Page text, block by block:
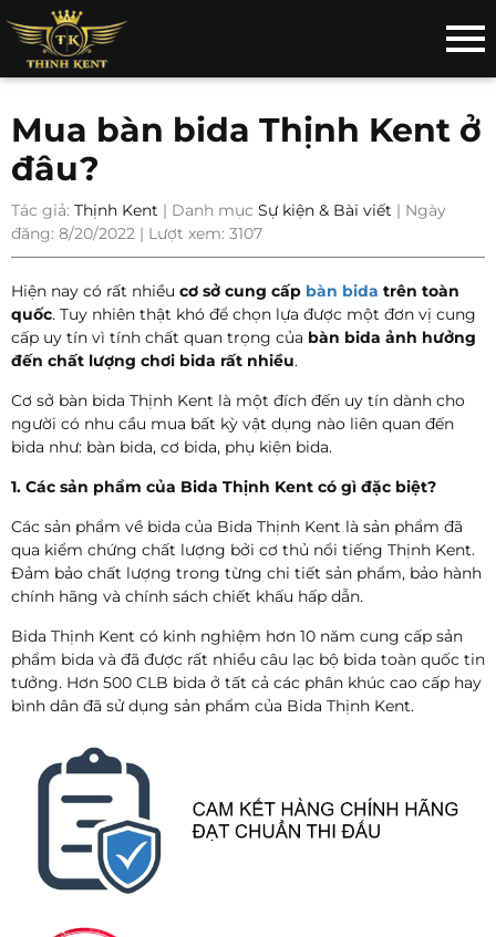
Mua bàn bida Thịnh Kent ở
đâu?
Tác giả: Thịnh Kent | Danh mục Sự kiện & Bài viết | Ngày
đăng: 8/20/2022 | Lượt xem: 3107
Hiện nay có rất nhiều cơ sở cung cấp bàn bida trên toàn
quốc. Tuy nhiên thật khó để chọn lựa được một đơn vị cung
cấp uy tín vì tính chất quan trọng của bàn bida ảnh hưởng
đến chất lượng chơi bida rất nhiều.
Cơ sở bàn bida Thịnh Kent là một đích đến uy tín dành cho
người có nhu cầu mua bất kỳ vật dụng nào liên quan đến
bida như: bàn bida, cơ bida, phụ kiện bida.
1. Các sản phẩm của Bida Thịnh Kent có gì đặc biệt?
Các sản phẩm về bida của Bida Thịnh Kent là sản phẩm đã
qua kiểm chứng chất lượng bởi cơ thủ nổi tiếng Thịnh Kent.
Đảm bảo chất lượng trong từng chi tiết sản phẩm, bảo hành
chính hãng và chính sách chiết khấu hấp dẫn.
Bida Thịnh Kent có kinh nghiệm hơn 10 năm cung cấp sản
phẩm bida và đã được rất nhiều câu lạc bộ bida toàn quốc tin
tưởng. Hơn 500 CLB bida ở tất cả các phân khúc cao cấp hay
bình dân đã sử dụng sản phẩm của Bida Thịnh Kent.